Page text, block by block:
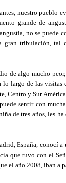
nuestro pueblo
grande de
no se puede
gran tribulación,
de algo mucho
lo largo de las
Centro y Sur
sentir con
de tres años, les
España, conocí a
que tuvo con el
el año 2008, iban a